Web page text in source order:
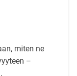
miten ne
–